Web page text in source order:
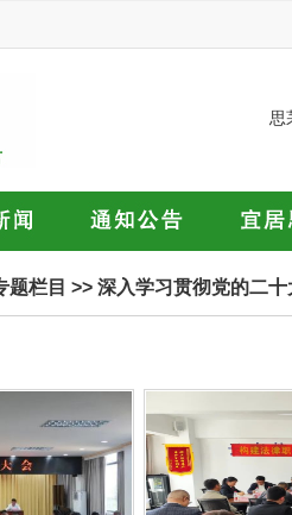
思
题栏目 >> 深入学习贯彻党的二十